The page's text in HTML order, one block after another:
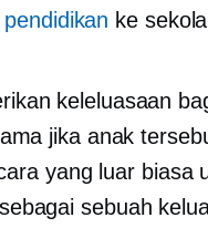
ke
keleluasaan
jika anak
yang luar biasa
sebuah